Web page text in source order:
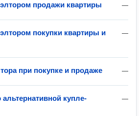
—
продажи квартиры
—
покупки квартиры и
—
при покупке и продаже
—
альтернативной купле-